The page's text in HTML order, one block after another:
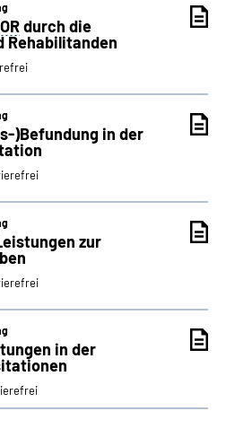
durch die
Rehabilitanden
)Befundung in der
zur
in der